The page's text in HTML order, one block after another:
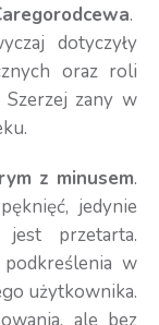
.
dotyczyły
oraz roli
Szerzej zany w
z minusem.
jedynie
przetarta.
w
użytkownika.
ale bez